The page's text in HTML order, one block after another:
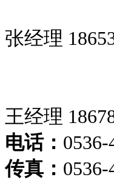
张经理
王经理
电话： 0536-
传真： 0536-